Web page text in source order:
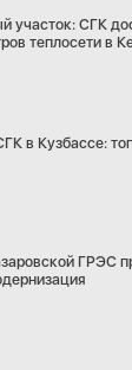
участок: СГК
теплосети в
в Кузбассе:
ГРЭС